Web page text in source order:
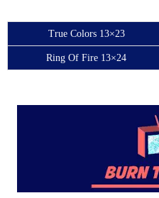
True Colors 13×23
Ring Of Fire 13×24